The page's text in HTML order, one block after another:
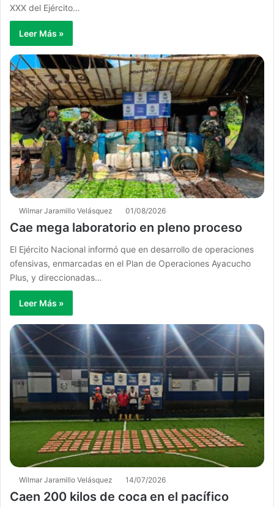
XXX del Ejército…
Leer Más »
Wilmar Jaramillo Velásquez 01/08/2026
Cae mega laboratorio en pleno proceso
El Ejército Nacional informó que en desarrollo de operaciones
ofensivas, enmarcadas en el Plan de Operaciones Ayacucho
Plus, y direccionadas…
Leer Más »
Wilmar Jaramillo Velásquez 14/07/2026
Caen 200 kilos de coca en el pacífico